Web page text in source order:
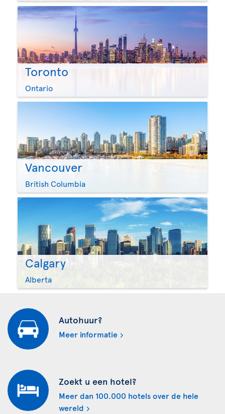
Toronto
Ontario
Vancouver
British Columbia
Calgary
Alberta
Autohuur?
Meer informatie
Zoekt u een hotel?
Meer dan 100.000 hotels over de hele
wereld